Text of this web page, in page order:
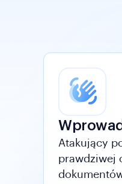
Atakujący
prawdziwej